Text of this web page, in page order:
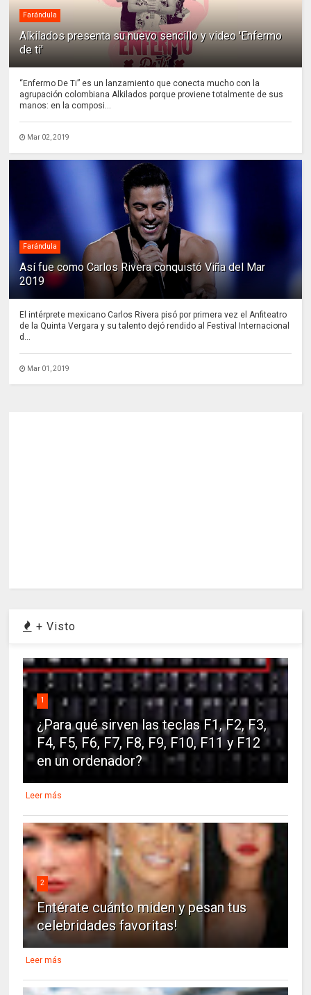
Farándula
Alkilados presenta su nuevo sencillo y video 'Enfermo
de ti'
“Enfermo De Ti” es un lanzamiento que conecta mucho con la
agrupación colombiana Alkilados porque proviene totalmente de sus
manos: en la composi...
Mar 02, 2019
Farándula
Así fue como Carlos Rivera conquistó Viña del Mar
2019
El intérprete mexicano Carlos Rivera pisó por primera vez el Anfiteatro
de la Quinta Vergara y su talento dejó rendido al Festival Internacional
d...
Mar 01, 2019
+ Visto
1
¿Para qué sirven las teclas F1, F2, F3,
F4, F5, F6, F7, F8, F9, F10, F11 y F12
en un ordenador?
Leer más
2
Entérate cuánto miden y pesan tus
celebridades favoritas!
Leer más